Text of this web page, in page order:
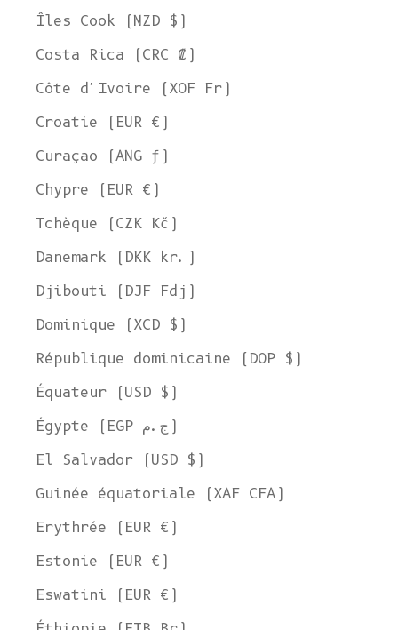
Îles Cook (NZD $)
Costa Rica (CRC ₡)
Côte d'Ivoire (XOF Fr)
Croatie (EUR €)
Curaçao (ANG ƒ)
Chypre (EUR €)
Tchèque (CZK Kč)
Danemark (DKK kr.)
Djibouti (DJF Fdj)
Dominique (XCD $)
République dominicaine (DOP $)
Équateur (USD $)
Égypte (EGP ج.م)
El Salvador (USD $)
Guinée équatoriale (XAF CFA)
Erythrée (EUR €)
Estonie (EUR €)
Eswatini (EUR €)